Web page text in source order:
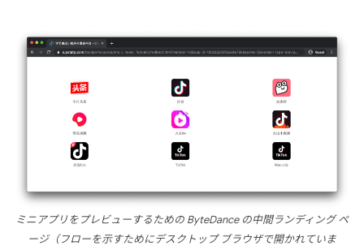
ミニアプリをプレビューするための ByteDance の中間ランディング ペ
ージ（フローを示すためにデスクトップ ブラウザで開かれていま